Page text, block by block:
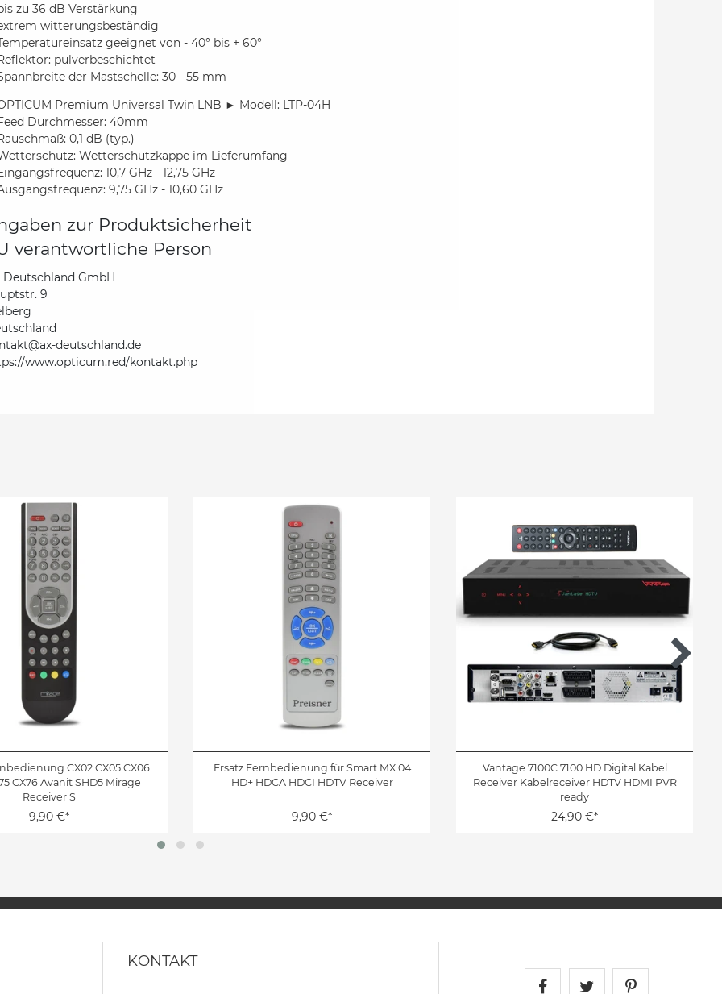
zu 36 dB Verstärkung
witterungsbeständig
geeignet von - 40° bis + 60°
pulverbeschichtet
der Mastschelle: 30 - 55 mm
Premium Universal Twin LNB ► Modell: LTP-04H
Durchmesser: 40mm
0,1 dB (typ.)
Wetterschutzkappe im Lieferumfang
10,7 GHz - 12,75 GHz
9,75 GHz - 10,60 GHz
zur Produktsicherheit
verantwortliche Person
Deutschland GmbH
9
deutschland.de
www.opticum.red/kontakt.php
CX02 CX05 CX06
CX76 Avanit SHD5 Mirage
Receiver S
9,90 €*
Ersatz Fernbedienung für Smart MX 04
HD+ HDCA HDCI HDTV Receiver
9,90 €*
Vantage 7100C 7100 HD Digital Kabel
Receiver Kabelreceiver HDTV HDMI PVR
ready
24,90 €*
KONTAKT